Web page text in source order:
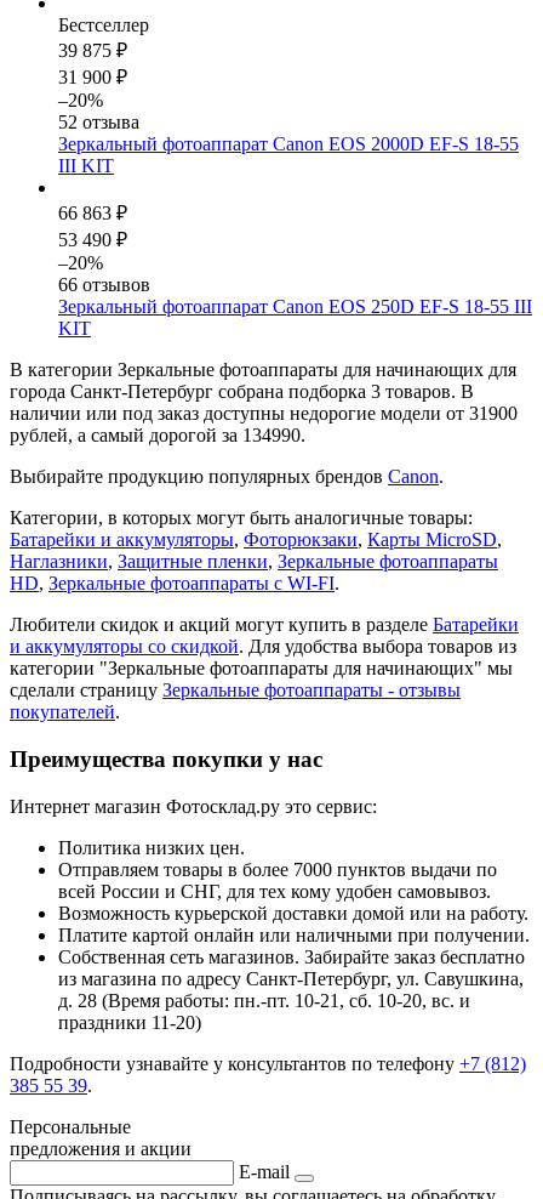
Бестселлер
39 875 ₽
31 900 ₽
–20%
52 отзыва
Зеркальный фотоаппарат Canon EOS 2000D EF-S 18-55
III KIT
66 863 ₽
53 490 ₽
–20%
66 отзывов
Зеркальный фотоаппарат Canon EOS 250D EF-S 18-55 III
KIT
В категории Зеркальные фотоаппараты для начинающих для
города Санкт-Петербург собрана подборка 3 товаров. В
наличии или под заказ доступны недорогие модели от 31900
рублей, а самый дорогой за 134990.
Выбирайте продукцию популярных брендов Canon.
Категории, в которых могут быть аналогичные товары:
Батарейки и аккумуляторы, Фоторюкзаки, Карты MicroSD,
Наглазники, Защитные пленки, Зеркальные фотоаппараты
HD, Зеркальные фотоаппараты с WI-FI.
Любители скидок и акций могут купить в разделе Батарейки
и аккумуляторы со скидкой. Для удобства выбора товаров из
категории "Зеркальные фотоаппараты для начинающих" мы
сделали страницу Зеркальные фотоаппараты - отзывы
покупателей.
Преимущества покупки у нас
Интернет магазин Фотосклад.ру это сервис:
Политика низких цен.
Отправляем товары в более 7000 пунктов выдачи по
всей России и СНГ, для тех кому удобен самовывоз.
Возможность курьерской доставки домой или на работу.
Платите картой онлайн или наличными при получении.
Собственная сеть магазинов. Забирайте заказ бесплатно
из магазина по адресу Санкт-Петербург, ул. Савушкина,
д. 28 (Время работы: пн.-пт. 10-21, cб. 10-20, вс. и
праздники 11-20)
Подробности узнавайте у консультантов по телефону +7 (812)
385 55 39.
Персональные
предложения и акции
E-mail